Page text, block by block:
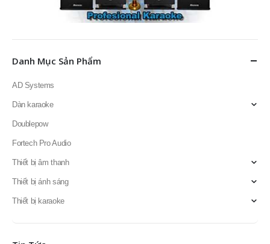
Danh Mục Sản Phẩm
AD Systems
Dàn karaoke
Doublepow
Fortech Pro Audio
Thiết bị âm thanh
Thiết bị ánh sáng
Thiết bị karaoke